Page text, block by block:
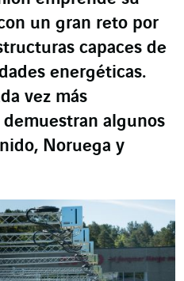
un gran reto por
capaces de
energéticas.
vez más
algunos
Noruega y